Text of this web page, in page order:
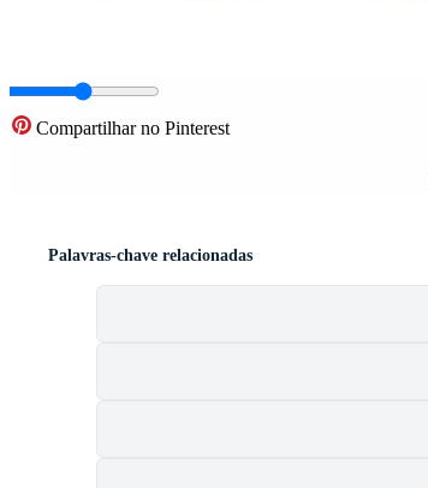
Compartilhar no Pinterest
Palavras-chave relacionadas